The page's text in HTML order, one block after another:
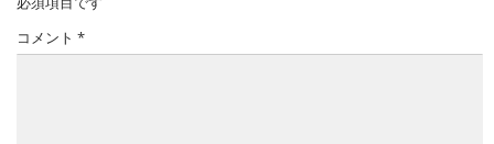
コメント *